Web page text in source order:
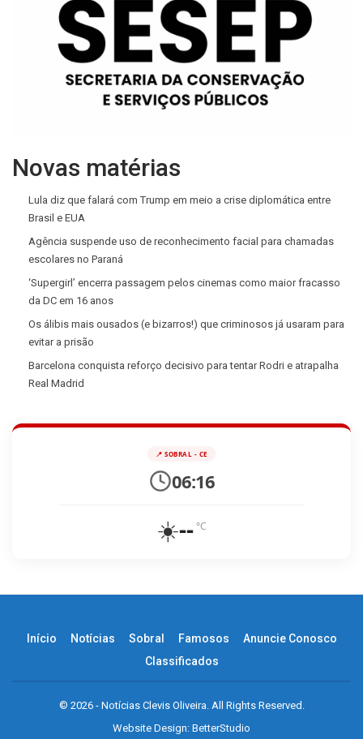
Novas matérias
Lula diz que falará com Trump em meio a crise diplomática entre
Brasil e EUA
Agência suspende uso de reconhecimento facial para chamadas
escolares no Paraná
‘Supergirl’ encerra passagem pelos cinemas como maior fracasso
da DC em 16 anos
Os álibis mais ousados (e bizarros!) que criminosos já usaram para
evitar a prisão
Barcelona conquista reforço decisivo para tentar Rodri e atrapalha
Real Madrid
📍 SOBRAL - CE
06:16
☀️-- °C
Início Notícias Sobral Famosos
Anuncie Conosco
Classificados
© 2026 - Notícias Clevis Oliveira. All Rights Reserved.
Website Design: BetterStudio